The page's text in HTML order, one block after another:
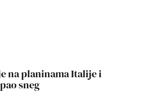
na planinama Italije i
sneg